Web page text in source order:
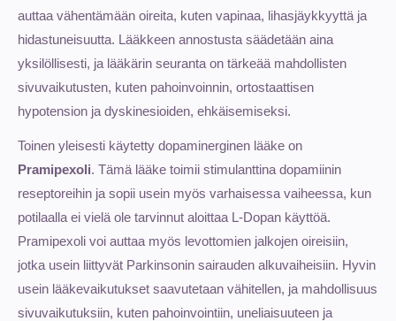
auttaa vähentämään oireita, kuten vapinaa, lihasjäykkyyttä ja
hidastuneisuutta. Lääkkeen annostusta säädetään aina
yksilöllisesti, ja lääkärin seuranta on tärkeää mahdollisten
sivuvaikutusten, kuten pahoinvoinnin, ortostaattisen
hypotension ja dyskinesioiden, ehkäisemiseksi.
Toinen yleisesti käytetty dopaminerginen lääke on
Pramipexoli. Tämä lääke toimii stimulanttina dopamiinin
reseptoreihin ja sopii usein myös varhaisessa vaiheessa, kun
potilaalla ei vielä ole tarvinnut aloittaa L-Dopan käyttöä.
Pramipexoli voi auttaa myös levottomien jalkojen oireisiin,
jotka usein liittyvät Parkinsonin sairauden alkuvaiheisiin. Hyvin
usein lääkevaikutukset saavutetaan vähitellen, ja mahdollisuus
sivuvaikutuksiin, kuten pahoinvointiin, uneliaisuuteen ja